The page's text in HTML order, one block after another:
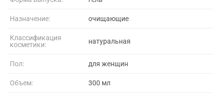
Назначение: очищающие
Классификация
косметики:
натуральная
Пол: для женщин
Объем: 300 мл